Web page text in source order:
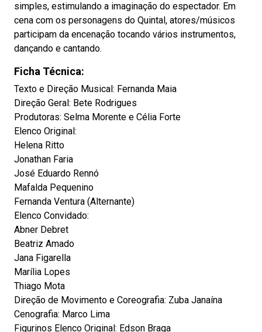
simples, estimulando a imaginação do espectador. Em
cena com os personagens do Quintal, atores/músicos
participam da encenação tocando vários instrumentos,
dançando e cantando.
Ficha Técnica:
Texto e Direção Musical: Fernanda Maia
Direção Geral: Bete Rodrigues
Produtoras: Selma Morente e Célia Forte
Elenco Original:
Helena Ritto
Jonathan Faria
José Eduardo Rennó
Mafalda Pequenino
Fernanda Ventura (Alternante)
Elenco Convidado:
Abner Debret
Beatriz Amado
Jana Figarella
Marília Lopes
Thiago Mota
Direção de Movimento e Coreografia: Zuba Janaína
Cenografia: Marco Lima
Figurinos Elenco Original: Edson Braga